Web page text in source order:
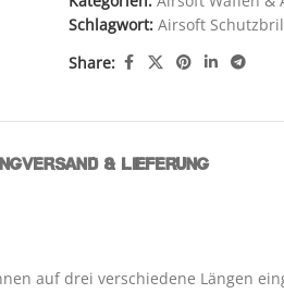
Schlagwort: Airsoft
Share:
VERSAND & LIEFERUNG
auf drei verschiedene Längen